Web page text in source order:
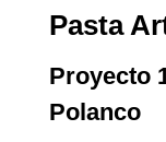
Pasta
Proyecto
Polanco